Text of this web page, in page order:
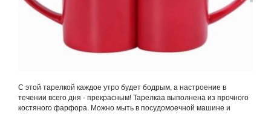
С этой тарелкой каждое утро будет бодрым, а настроение в
течении всего дня - прекрасным! Тарелкаа выполнена из прочного
костяного фарфора. Можно мыть в посудомоечной машине и